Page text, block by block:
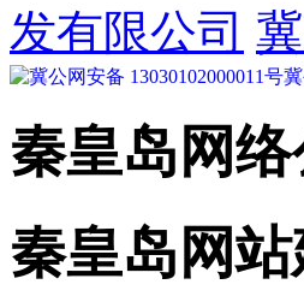
发有限公司
秦皇岛网络
秦皇岛网